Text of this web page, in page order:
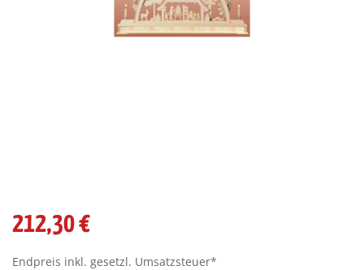
212,30 €
Endpreis inkl. gesetzl. Umsatzsteuer*